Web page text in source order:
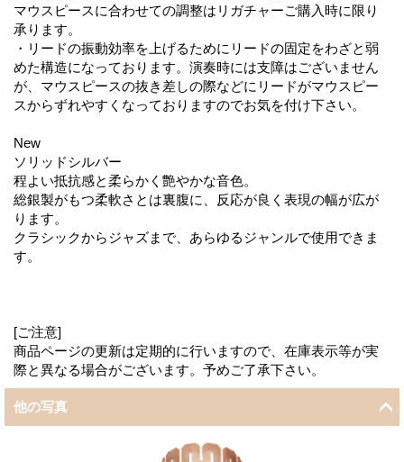
マウスピースに合わせての調整はリガチャーご購入時に限り
承ります。
・リードの振動効率を上げるためにリードの固定をわざと弱
めた構造になっております。演奏時には支障はございません
が、マウスピースの抜き差しの際などにリードがマウスピー
スからずれやすくなっておりますのでお気を付け下さい。
New
ソリッドシルバー
程よい抵抗感と柔らかく艶やかな音色。
総銀製がもつ柔軟さとは裏腹に、反応が良く表現の幅が広が
ります。
クラシックからジャズまで、あらゆるジャンルで使用できま
す。
[ご注意]
商品ページの更新は定期的に行いますので、在庫表示等が実
際と異なる場合がございます。予めご了承下さい。
他の写真